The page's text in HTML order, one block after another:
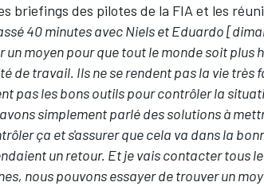
CHAMPIONNATS
briefings des pilotes de la FIA et les
40 minutes avec Niels et Eduardo
un moyen pour que tout le monde soit plus
de travail. Ils ne se rendent pas la vie très
pas les bons outils pour contrôler la
simplement parlé des solutions à
ça et s'assurer que cela va dans la
un retour. Et je vais contacter tous
nous pouvons essayer de trouver un